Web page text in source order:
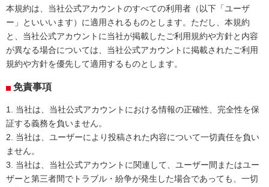
本規約は、当社公式アカウントのすべての利用者（以下「ユーザ
ー」といいいます）に適用されるものとします。ただし、本規約
と、当社公式アカウントに当社が掲載したご利用規約や方針と内容
が異なる場合については、当社公式アカウントに掲載されたご利用
規約や方針を優先して適用するものとします。
免責事項
1.
当社は、当社公式アカウントにおける情報の正確性、完全性を保
証する義務を負いません。
2.
当社は、ユーザーにより投稿された内容について一切責任を負い
ません。
3.
当社は、当社公式アカウントに関連して、ユーザー間またはユー
ザーと第三者間でトラブル・紛争が発生した場合であっても、一切